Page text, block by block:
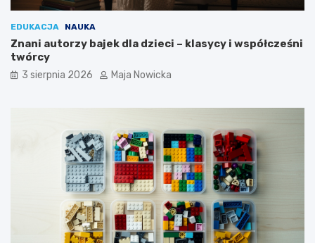
EDUKACJA NAUKA
Znani autorzy bajek dla dzieci – klasycy i współcześni
twórcy
3 sierpnia 2026 Maja Nowicka